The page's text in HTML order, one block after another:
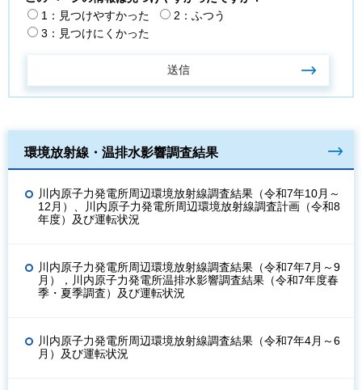
1：見つけやすかった
2：ふつう
3：見つけにくかった
環境放射線・温排水影響調査結果
川内原子力発電所周辺環境放射線調査結果（令和7年10月～
12月）、川内原子力発電所周辺環境放射線調査計画（令和8
年度）及び運転状況
川内原子力発電所周辺環境放射線調査結果（令和7年7月～9
月），川内原子力発電所温排水影響調査結果（令和7年度春
季・夏季調査）及び運転状況
川内原子力発電所周辺環境放射線調査結果（令和7年4月～6
月）及び運転状況